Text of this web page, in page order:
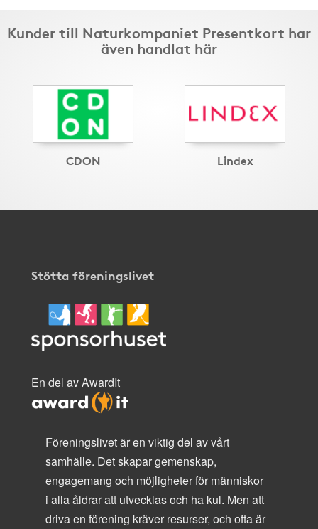
Kunder till Naturkompaniet Presentkort har
även handlat här
CDON Lindex
Stötta föreningslivet
En del av AwardIt
Föreningslivet är en viktig del av vårt
samhälle. Det skapar gemenskap,
engagemang och möjligheter för människor
i alla åldrar att utvecklas och ha kul. Men att
driva en förening kräver resurser, och ofta är